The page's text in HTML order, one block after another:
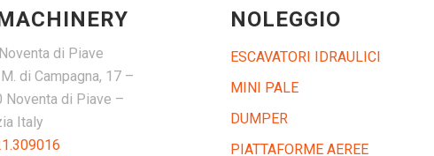
di Piave
di Campagna, 17 –
Noventa di Piave –
Italy
NOLEGGIO
ESCAVATORI IDRAULICI
MINI PALE
DUMPER
PIATTAFORME AEREE